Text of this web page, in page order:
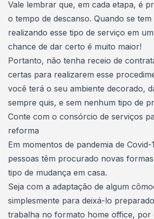
Vale lembrar que, em cada etapa, é
o tempo de descanso. Quando se
realizando esse tipo de serviço em
chance de dar certo é muito maior!
Portanto, não tenha receio de
certas para realizarem esse
você terá o seu ambiente decorado,
sempre quis, e sem nenhum tipo de
Conte com o consórcio de serviços
reforma
Em momentos de pandemia de Covid-
pessoas têm procurado novas
tipo de mudança em casa.
Seja com a adaptação de algum
simplesmente para deixá-lo
trabalha no formato home office, por